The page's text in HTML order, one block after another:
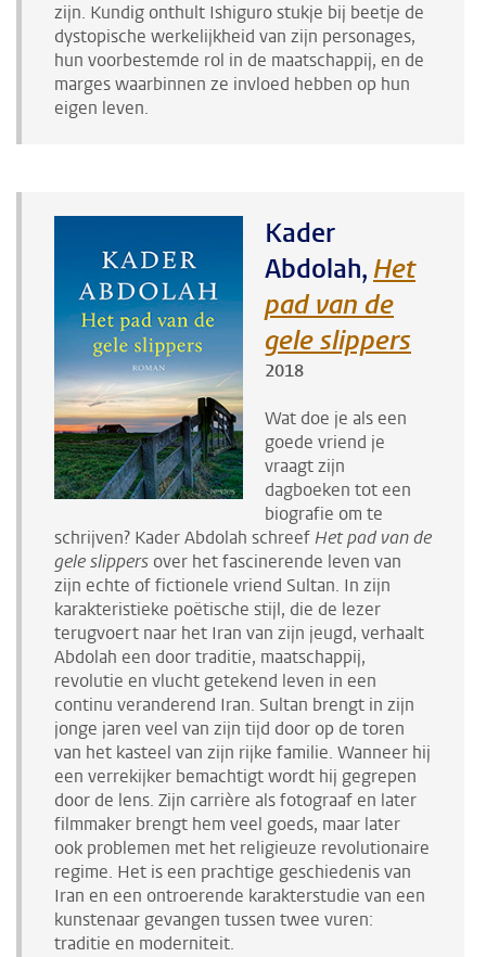
zijn. Kundig onthult Ishiguro stukje bij beetje de
dystopische werkelijkheid van zijn personages,
hun voorbestemde rol in de maatschappij, en de
marges waarbinnen ze invloed hebben op hun
eigen leven.
Kader
Abdolah, Het
pad van de
gele slippers
2018
Wat doe je als een
goede vriend je
vraagt zijn
dagboeken tot een
biografie om te
schrijven? Kader Abdolah schreefHet pad van de
gele slippers over het fascinerende leven van
zijn echte of fictionele vriend Sultan. In zijn
karakteristieke poëtische stijl, die de lezer
terugvoert naar het Iran van zijn jeugd, verhaalt
Abdolah een door traditie, maatschappij,
revolutie en vlucht getekend leven in een
continu veranderend Iran. Sultan brengt in zijn
jonge jaren veel van zijn tijd door op de toren
van het kasteel van zijn rijke familie. Wanneer hij
een verrekijker bemachtigt wordt hij gegrepen
door de lens. Zijn carrière als fotograaf en later
filmmaker brengt hem veel goeds, maar later
ook problemen met het religieuze revolutionaire
regime. Het is een prachtige geschiedenis van
Iran en een ontroerende karakterstudie van een
kunstenaar gevangen tussen twee vuren:
traditie en moderniteit.